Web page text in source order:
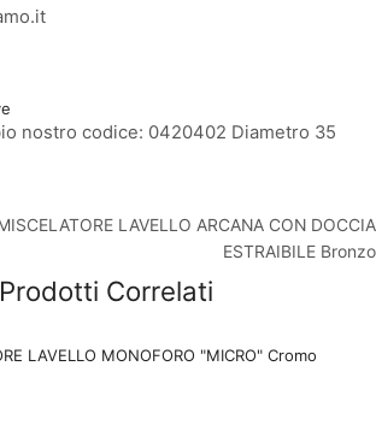
nostro codice: 0420402 Diametro 35
LAVELLO ARCANA CON DOCCIA
ESTRAIBILE Bronzo
Prodotti Correlati